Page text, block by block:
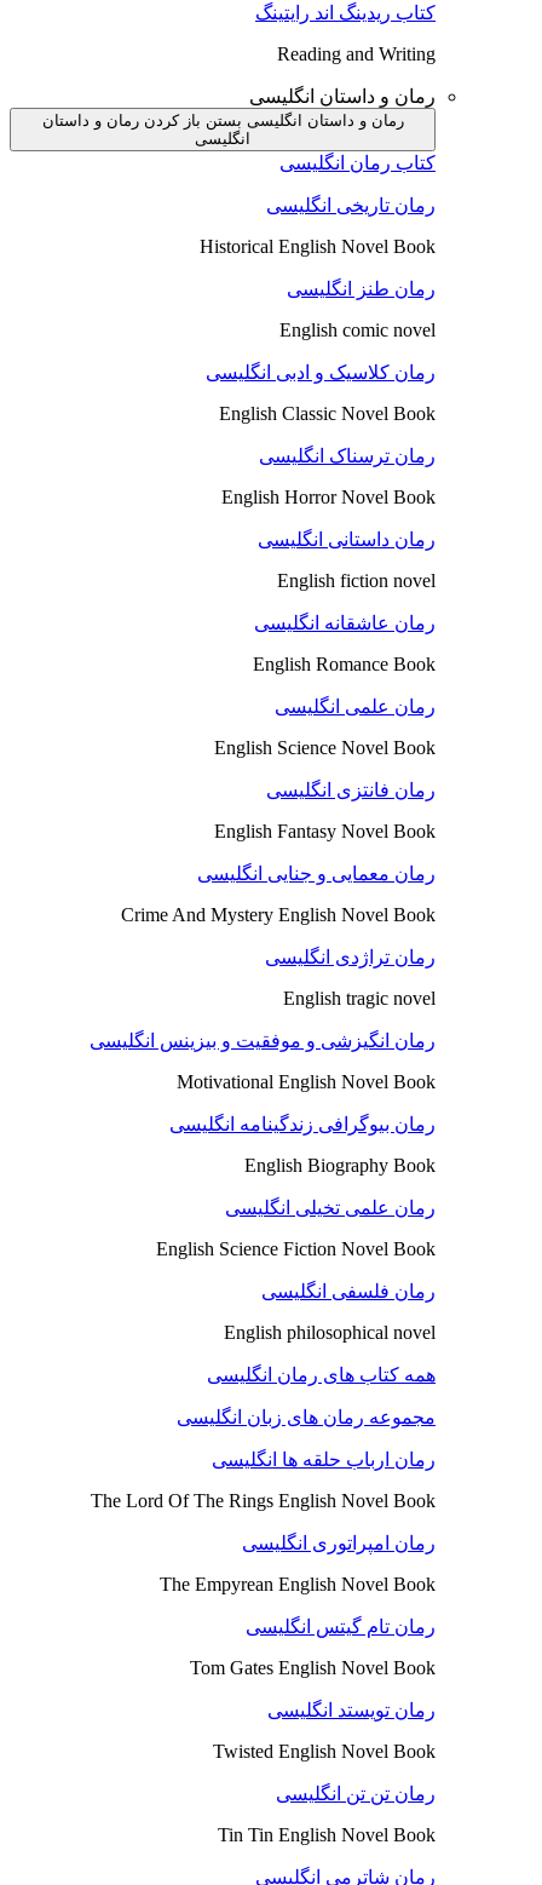
کتاب ریدینگ اند رایتینگ
Reading and Writing
رمان و داستان انگلیسی
رمان و داستان انگلیسی بستن باز کردن رمان و داستان
انگلیسی
کتاب رمان انگلیسی
رمان تاریخی انگلیسی
Historical English Novel Book
رمان طنز انگلیسی
English comic novel
رمان کلاسیک و ادبی انگلیسی
English Classic Novel Book
رمان ترسناک انگلیسی
English Horror Novel Book
رمان داستانی انگلیسی
English fiction novel
رمان عاشقانه انگلیسی
English Romance Book
رمان علمی انگلیسی
English Science Novel Book
رمان فانتزی انگلیسی
English Fantasy Novel Book
رمان معمایی و جنایی انگلیسی
Crime And Mystery English Novel Book
رمان تراژدی انگلیسی
English tragic novel
رمان انگیزشی و موفقیت و بیزینس انگلیسی
Motivational English Novel Book
رمان بیوگرافی زندگینامه انگلیسی
English Biography Book
رمان علمی تخیلی انگلیسی
English Science Fiction Novel Book
رمان فلسفی انگلیسی
English philosophical novel
همه کتاب های رمان انگلیسی
مجموعه رمان های زبان انگلیسی
رمان ارباب حلقه ها انگلیسی
The Lord Of The Rings English Novel Book
رمان امپراتوری انگلیسی
The Empyrean English Novel Book
رمان تام گیتس انگلیسی
Tom Gates English Novel Book
رمان تویستد انگلیسی
Twisted English Novel Book
رمان تن تن انگلیسی
Tin Tin English Novel Book
رمان شاترمی انگلیسی